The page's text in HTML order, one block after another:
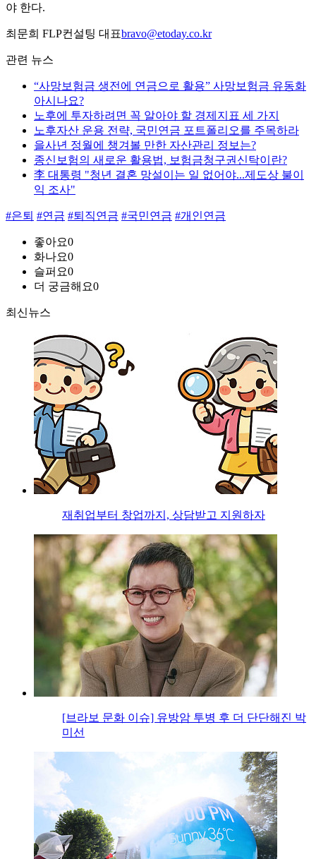
야 한다.
최문희 FLP컨설팅 대표bravo@etoday.co.kr
관련 뉴스
“사망보험금 생전에 연금으로 활용” 사망보험금 유동화
아시나요?
노후에 투자하려면 꼭 알아야 할 경제지표 세 가지
노후자산 운용 전략, 국민연금 포트폴리오를 주목하라
을사년 정월에 챙겨볼 만한 자산관리 정보는?
종신보험의 새로운 활용법, 보험금청구권신탁이란?
李 대통령 "청년 결혼 망설이는 일 없어야...제도상 불이
익 조사"
#은퇴 #연금 #퇴직연금 #국민연금 #개인연금
좋아요0
화나요0
슬퍼요0
더 궁금해요0
최신뉴스
재취업부터 창업까지, 상담받고 지원하자
[브라보 문화 이슈] 유방암 투병 후 더 단단해진 박
미선